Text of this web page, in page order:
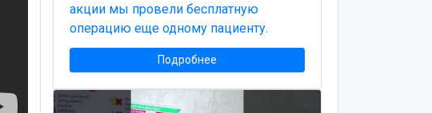
акции мы провели бесплатную
операцию еще одному пациенту.
Подробнее